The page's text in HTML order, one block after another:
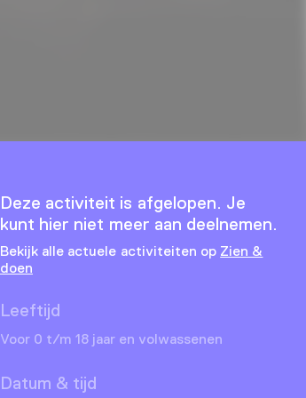
Deze activiteit is afgelopen. Je
kunt hier niet meer aan deelnemen.
Bekijk alle actuele activiteiten op Zien &
doen
Leeftijd
Voor 0 t/m 18 jaar en volwassenen
Datum & tijd